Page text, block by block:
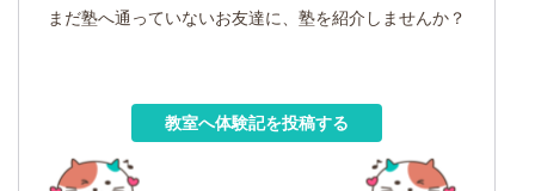
まだ塾へ通っていないお友達に、塾を紹介しませんか？
教室へ体験記を投稿する